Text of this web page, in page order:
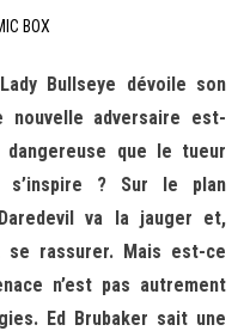
BOX
Lady Bullseye dévoile son
nouvelle adversaire est-
dangereuse que le tueur
s’inspire ? Sur le plan
va la jauger et,
se rassurer. Mais est-ce
n’est pas autrement
Ed Brubaker sait une